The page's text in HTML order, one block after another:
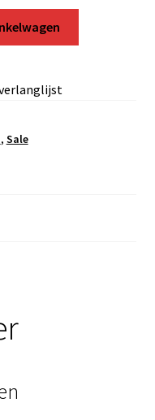
, Sale